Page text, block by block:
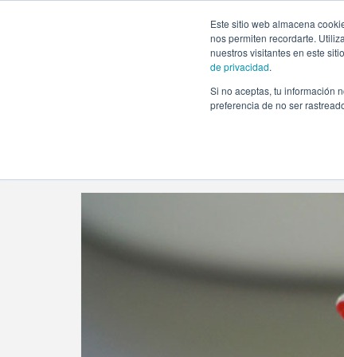
Este sitio web almacena
nos permiten recordarte.
nuestros visitantes en este
de privacidad.
Si no aceptas, tu información
preferencia de no ser
el primer cumpleaños